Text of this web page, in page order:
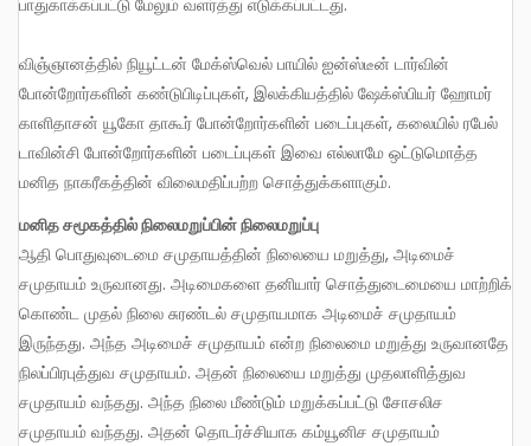
பாதுகாக்கப்பட்டு மேலும் வளர்த்து எடுக்கப்பட்டது.
விஞ்ஞானத்தில் நியூட்டன் மேக்ஸ்வெல் பாயில் ஐன்ஸ்டீன் டார்வின்
போன்றோர்களின் கண்டுபிடிப்புகள், இலக்கியத்தில் ஷேக்ஸ்பியர் ஹோமர்
காளிதாசன் யூகோ தாகூர் போன்றோர்களின் படைப்புகள், கலையில் ரபேல்
டாவின்சி போன்றோர்களின் படைப்புகள் இவை எல்லாமே ஒட்டுமொத்த
மனித நாகரீகத்தின் விலைமதிப்பற்ற சொத்துக்களாகும்.
மனிதசமூகத்தில்நிலைமறுப்பின்நிலைமறுப்பு
ஆதி பொதுவுடைமை சமுதாயத்தின் நிலையை மறுத்து, அடிமைச்
சமுதாயம் உருவானது. அடிமைகளை தனியார் சொத்துடைமையை மாற்றிக்
கொண்ட முதல் நிலை சுரண்டல் சமுதாயமாக அடிமைச் சமுதாயம்
இருந்தது. அந்த அடிமைச் சமுதாயம் என்ற நிலைமை மறுத்து உருவானதே
நிலப்பிரபுத்துவ சமுதாயம். அதன் நிலையை மறுத்து முதலாளித்துவ
சமுதாயம் வந்தது. அந்த நிலை மீண்டும் மறுக்கப்பட்டு சோசலிச
சமுதாயம் வந்தது. அதன் தொடர்ச்சியாக கம்யூனிச சமுதாயம்